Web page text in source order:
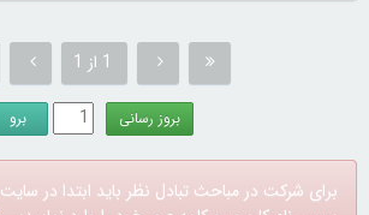
1 از 1
برای شرکت در مباحث تبادل نظر باید ابتدا در سایت